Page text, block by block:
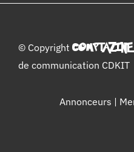
© Copyright COMPTAZINE
de communication CDKIT
Annonceurs |